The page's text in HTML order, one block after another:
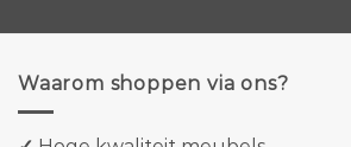
Waarom shoppen via ons?